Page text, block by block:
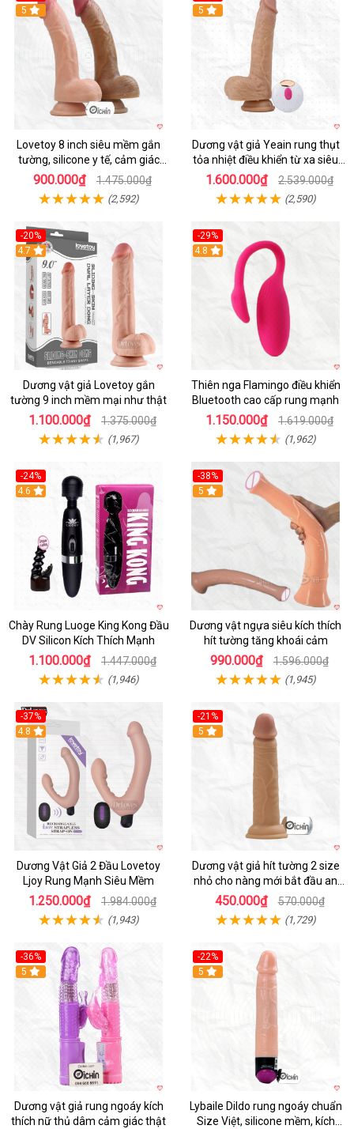
Hot
5
Lovetoy 8 inch siêu mềm gắn
tường, silicone y tế, cảm giác
thật
900.000₫ 1.475.000₫
(2,592)
5
Dương vật giả Yeain rung thụt
tỏa nhiệt điều khiển từ xa siêu
HOT
1.600.000₫ 2.539.000₫
(2,590)
-20%
Hot
4.7
Dương vật giả Lovetoy gắn
tường 9 inch mềm mại như thật
1.100.000₫ 1.375.000₫
(1,967)
-29%
Hot
4.8
Thiên nga Flamingo điều khiển
Bluetooth cao cấp rung mạnh
1.150.000₫ 1.619.000₫
(1,962)
-24%
4.6
Chày Rung Luoge King Kong Đầu
DV Silicon Kích Thích Mạnh
1.100.000₫ 1.447.000₫
(1,946)
-38%
Hot
5
Dương vật ngựa siêu kích thích
hít tường tăng khoái cảm
990.000₫ 1.596.000₫
(1,945)
-37%
Hot
4.8
Dương Vật Giả 2 Đầu Lovetoy
Ljoy Rung Mạnh Siêu Mềm
1.250.000₫ 1.984.000₫
(1,943)
-21%
Hot
5
Dương vật giả hít tường 2 size
nhỏ cho nàng mới bắt đầu an
toàn dễ dùng
450.000₫ 570.000₫
(1,729)
-36%
Hot
5
Dương vật giả rung ngoáy kích
thích nữ thủ dâm cảm giác thật
-22%
Hot
5
Lybaile Dildo rung ngoáy chuẩn
Size Việt, silicone mềm, kích